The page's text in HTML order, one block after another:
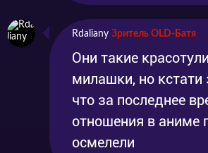
Rdaliany Зритель OLD-Батя
Они такие
милашки, но кстати
что за последнее
отношения в аниме
осмелели